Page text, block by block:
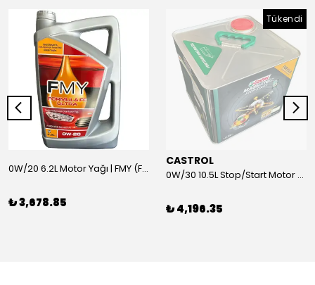
0W/20 6.2L Motor Yağı | FMY (Ford Motor Yağları)
₺ 3,678.85
Tükendi
CASTROL
0W/30 10.5L Stop/Start Motor Yağı | CASTROL
₺ 4,196.35